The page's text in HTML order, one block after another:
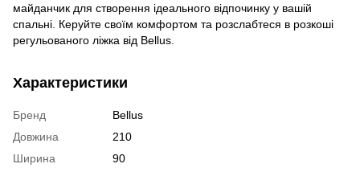
майданчик для створення ідеального відпочинку у вашій
спальні. Керуйте своїм комфортом та розслабтеся в розкоші
регульованого ліжка від Bellus.
Характеристики
Бренд
Bellus
Довжина
210
Ширина
90